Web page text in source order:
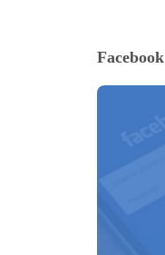
Facebook